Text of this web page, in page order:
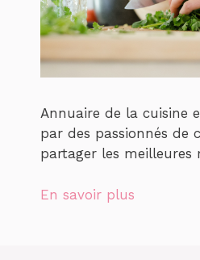
Annuaire de la cuisine
par des passionnés de
partager les meilleures
En savoir plus